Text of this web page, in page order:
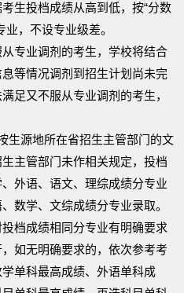
生投档成绩从高到低，按“分数
，不设专业级差。
专业调剂的考生，学校将结合
等情况调剂到招生计划尚未完
足又不服从专业调剂的考生，
生源地所在省招生主管部门的文
主管部门未作相关规定，投档
外语、语文、理综成绩分专业
数学、文综成绩分专业录取。
档成绩相同分专业有明确要求
如无明确要求的，依次参考考
单科最高成绩、外语单科成